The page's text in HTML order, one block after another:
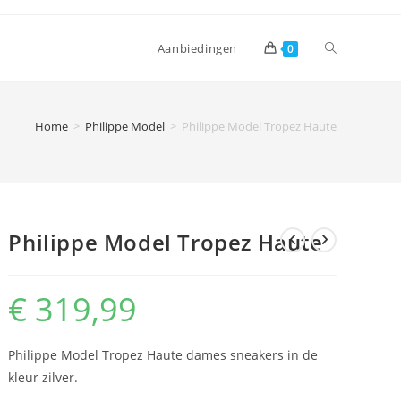
Aanbiedingen 0 Toggle
Home > Philippe Model > Philippe Model Tropez Haute
Philippe Model Tropez Haute
€ 319,99
Philippe Model Tropez Haute dames sneakers in de
kleur zilver.